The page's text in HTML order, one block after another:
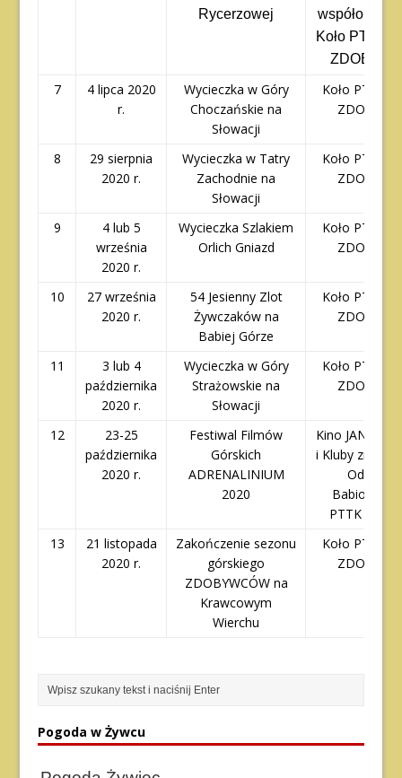
Rycerzowej
Koło PTTK –
7
4 lipca 2020
r.
Wycieczka w Góry
Choczańskie na
Słowacji
Koło PTTK –
8
29 sierpnia
2020 r.
Wycieczka w Tatry
Zachodnie na
Słowacji
Koło PTTK –
9
4 lub 5
września
2020 r.
Wycieczka Szlakiem
Orlich Gniazd
Koło PTTK –
10
27 września
2020 r.
54 Jesienny Zlot
Żywczaków na
Babiej Górze
Koło PTTK –
11
3 lub 4
października
2020 r.
Wycieczka w Góry
Strażowskie na
Słowacji
Koło PTTK –
12
23-25
października
2020 r.
Festiwal Filmów
Górskich
ADRENALINIUM
2020
Kino JANOSIK,
i Kluby
Oddziale
PTTK w
13
21 listopada
2020 r.
Zakończenie sezonu
górskiego
ZDOBYWCÓW na
Krawcowym
Wierchu
Koło PTTK –
Pogoda w Żywcu